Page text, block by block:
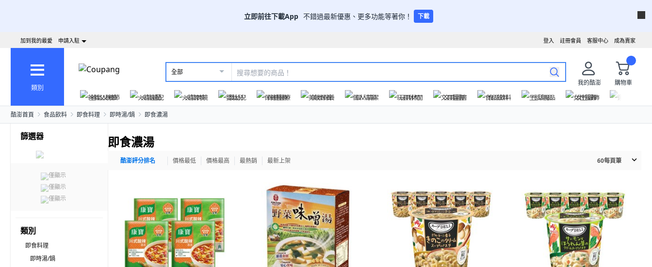
立即前往下載App 不錯過最新優惠、更多功能等著你！ 下載
成為賣家
客服中心
註冊會員
登入
加到我的最愛 申請入駐
類別
全部
我的酷澎
購物車
爸氣父親節
火箭速配 火箭跨境 嬰幼兒 保健醫療 美妝保養 個人清潔 玩具休閒 文具圖書 食品飲料 生活用品 女性服飾
酷澎首頁 食品飲料 即食料理 即時湯/鍋 即食濃湯
篩選器
僅顯示
僅顯示
僅顯示
類別
即食料理
即時湯/鍋
即食濃湯
酷澎評分排名 價格最低 價格最高 最熱銷 最新上架 60每頁筆